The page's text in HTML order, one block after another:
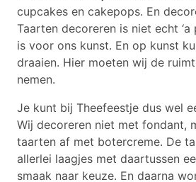
cupcakes en cakepops. En
Taarten decoreren is niet echt ‘a
is voor ons kunst. En op kunst
draaien. Hier moeten wij de
nemen.
Je kunt bij Theefeestje dus wel
Wij decoreren niet met fondant,
taarten af met botercreme. De
allerlei laagjes met daartussen
smaak naar keuze. En daarna